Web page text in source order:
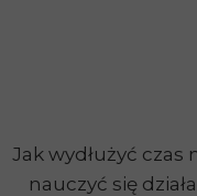
Jak wydłużyć
nauczyć się